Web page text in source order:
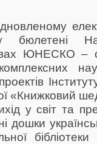
бюлетені
ЮНЕСКО –
«Книжковий
у світ та
дошки